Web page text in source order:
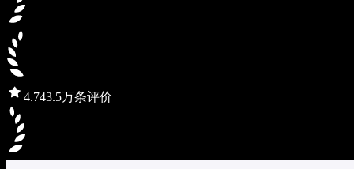
4.743.5万条评价